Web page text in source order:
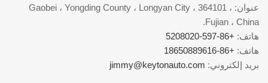
عنوان: Gaobei ، Yongding County ، Longyan City ، 364101 ،
Fujian ، China.
هاتف: +86-597-5208020
هاتف: +86-18650889616
بريد إلكتروني: jimmy@keytonauto.com